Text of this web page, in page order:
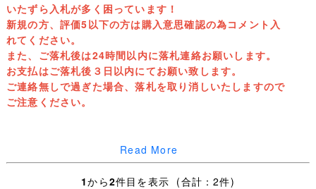
いたずら入札が多く困っています！
新規の方、評価5以下の方は購入意思確認の為コメント入
れてください。
また、ご落札後は24時間以内に落札連絡お願いします。
お支払はご落札後３日以内にてお願い致します。
ご連絡無しで過ぎた場合、落札を取り消しいたしますので
ご注意ください。
ご覧いただきありがとうございます。
Read More
1から2件目を表示 (合計：2件)